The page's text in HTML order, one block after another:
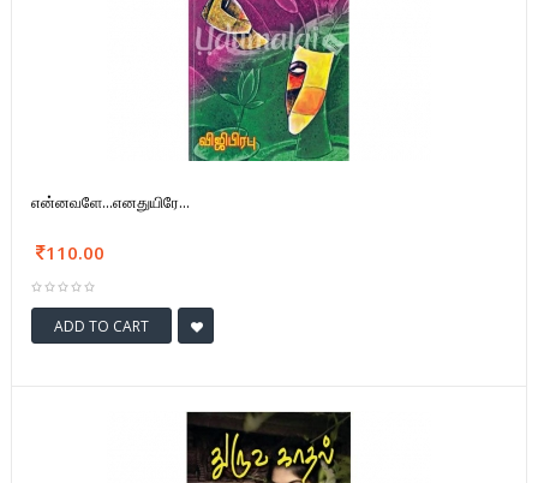
என்னவளே...எனதுயிரே...
110.00
ADD TO CART